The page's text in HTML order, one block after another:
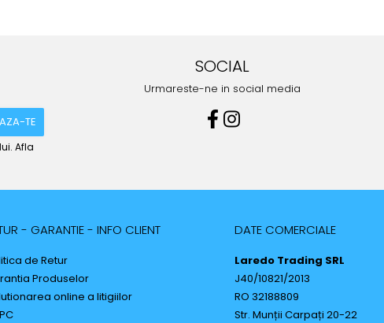
Afla
SOCIAL
Urmareste-ne in social media
- GARANTIE - INFO CLIENT
de Retur
Produselor
online a litigiilor
DATE COMERCIALE
Laredo Trading SRL
J40/10821/2013
RO 32188809
Str. Munții Carpați 20-22